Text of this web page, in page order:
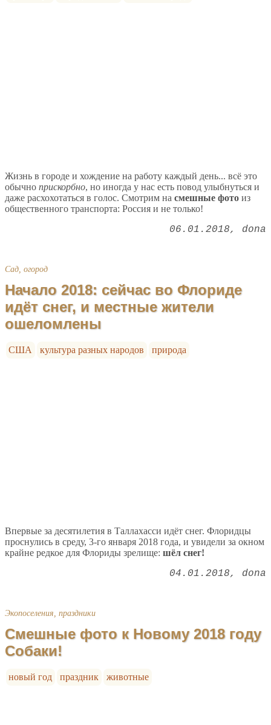
Жизнь в городе и хождение на работу каждый день... всё это
обычно прискорбно, но иногда у нас есть повод улыбнуться и
даже расхохотаться в голос. Смотрим на смешные фото из
общественного транспорта: Россия и не только!
06.01.2018 dona
Сад, огород
Начало 2018: сейчас во Флориде
идёт снег, и местные жители
ошеломлены
США культура разных народов природа
Впервые за десятилетия в Таллахасси идёт снег. Флоридцы
проснулись в среду, 3-го января 2018 года, и увидели за окном
крайне редкое для Флориды зрелище: шёл снег!
04.01.2018 dona
Экопоселения, праздники
Смешные фото к Новому 2018 году
Собаки!
новый год праздник животные